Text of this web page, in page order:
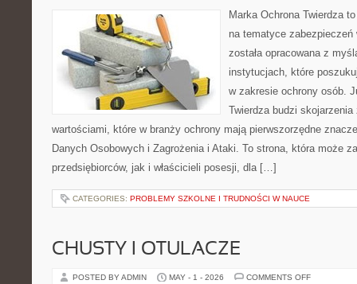
FIRMIE
Marka Ochrona Twierdza
na tematyce
została opracowana z
instytucjach, które
w zakresie ochrony osób.
Twierdza budzi
wartościami, które w branży ochrony mają pierwszorzędne
Danych Osobowych i Zagrożenia i Ataki. To strona, która może
przedsiębiorców, jak i właścicieli posesji, dla […]
CATEGORIES: PROBLEMY SZKOLNE I TRUDNOŚCI W NAUCE
CHUSTY I OTULACZE
POSTED BY ADMIN MAY - 1 - 2026 COMMENTS OFFON